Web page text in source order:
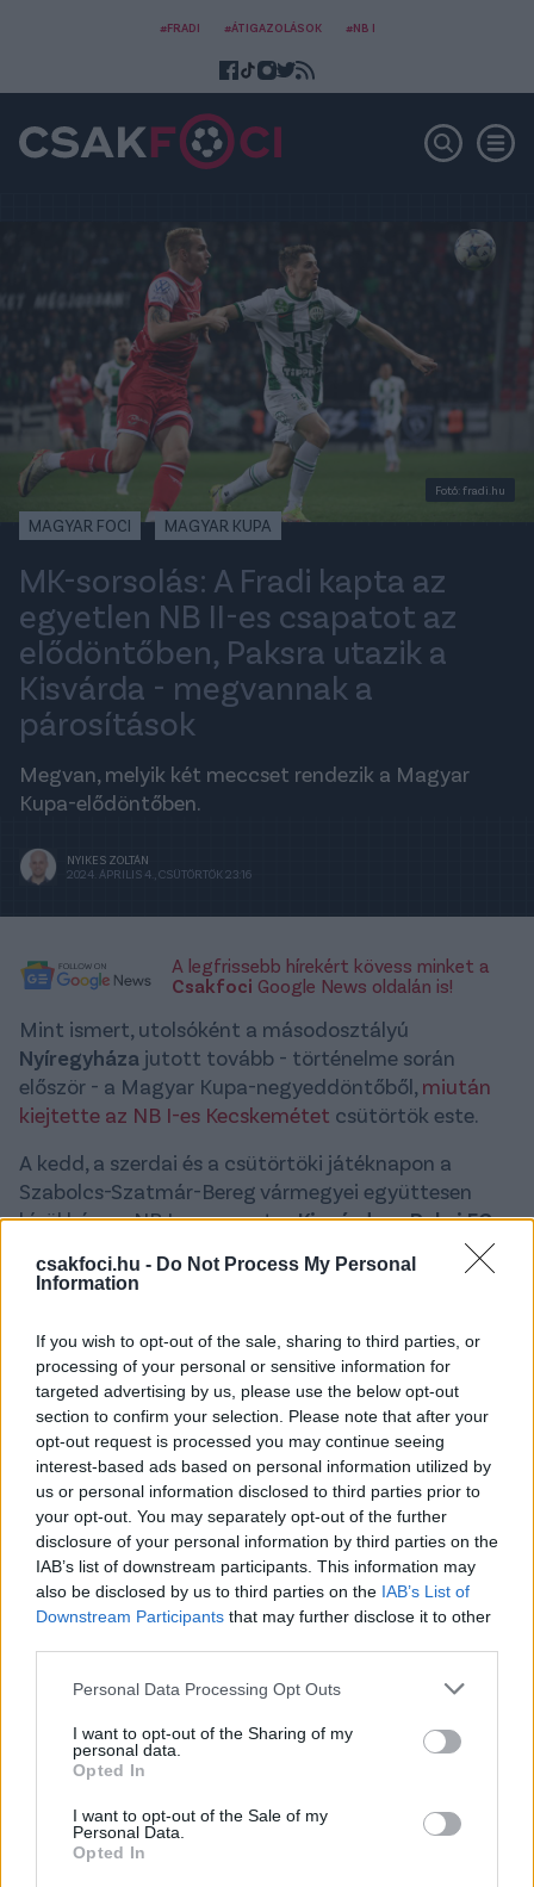
csakfoci.hu - Do Not Process My Personal
Information
If you wish to opt-out of the sale, sharing to third parties, or
processing of your personal or sensitive information for
targeted advertising by us, please use the below opt-out
section to confirm your selection. Please note that after your
opt-out request is processed you may continue seeing
interest-based ads based on personal information utilized by
us or personal information disclosed to third parties prior to
your opt-out. You may separately opt-out of the further
disclosure of your personal information by third parties on the
IAB’s list of downstream participants. This information may
also be disclosed by us to third parties on the IAB’s List of
Downstream Participants that may further disclose it to other
Please note that this website/app uses one or more Google
not limited to your visit or usage behaviour. You may click to
grant or deny consent to Google and its third-party tags to
use your data for below specified purposes in below Google
consent section.
Personal Data Processing Opt Outs
I want to opt-out of the Sharing of my
personal data.
Opted In
I want to opt-out of the Sale of my
Personal Data.
Opted In
#FRADI #ÁTIGAZOLÁSOK #NB I
Fotó: fradi.hu
MAGYAR FOCI MAGYAR KUPA
MK-sorsolás: A Fradi kapta az
egyetlen NB II-es csapatot az
elődöntőben, Paksra utazik a
Kisvárda - megvannak a
párosítások
Megvan, melyik két meccset rendezik a Magyar
Kupa-elődöntőben.
NYIKES ZOLTÁN
2024. ÁPRILIS 4., CSÜTÖRTÖK 23:16
A legfrissebb hírekért kövess minket a
Csakfoci Google News oldalán is!
Mint ismert, utolsóként a másodosztályú
Nyíregyháza jutott tovább - történelme során
először - a Magyar Kupa-negyeddöntőből, miután
kiejtette az NB I-es Kecskemétet csütörtök este.
A kedd, a szerdai és a csütörtöki játéknapon a
Szabolcs-Szatmár-Bereg vármegyei együttesen
kívül három NB I-es csapat, aKisvárda, a Paksi FC
kvalifikálta magát a következő
körbe. A sorsolásra a Nyíregyháza-Kecskemét
stúdiójában, ahol az U21-es magyar válogatott
szövetségi edzője,Szélesi Zoltánsorsolta ki a
csapatok neveit tartalmazó golyókat.
MOL Magyar Kupa, elődöntők
Paksi FC–Kisvárda
Nyíregyháza (NB II)–Ferencváros
A továbbjutás egy mérkőzésen dől el. Hivatalos
játéknap: április 24., szerda.
Olvastad már?